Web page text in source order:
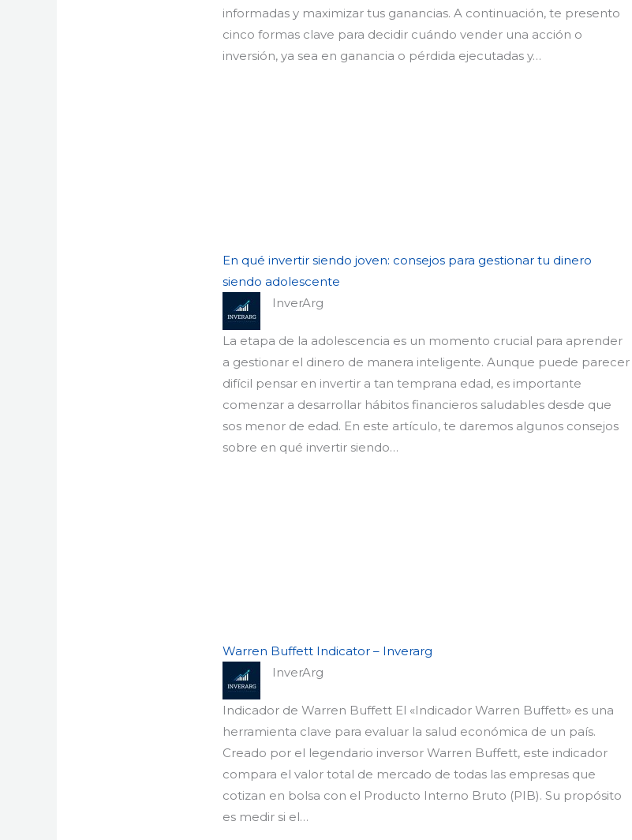
informadas y maximizar tus ganancias. A continuación, te presento
cinco formas clave para decidir cuándo vender una acción o
inversión, ya sea en ganancia o pérdida ejecutadas y…
En qué invertir siendo joven: consejos para gestionar tu dinero
siendo adolescente
InverArg
La etapa de la adolescencia es un momento crucial para aprender
a gestionar el dinero de manera inteligente. Aunque puede parecer
difícil pensar en invertir a tan temprana edad, es importante
comenzar a desarrollar hábitos financieros saludables desde que
sos menor de edad. En este artículo, te daremos algunos consejos
sobre en qué invertir siendo…
Warren Buffett Indicator – Inverarg
InverArg
Indicador de Warren Buffett El «Indicador Warren Buffett» es una
herramienta clave para evaluar la salud económica de un país.
Creado por el legendario inversor Warren Buffett, este indicador
compara el valor total de mercado de todas las empresas que
cotizan en bolsa con el Producto Interno Bruto (PIB). Su propósito
es medir si el…